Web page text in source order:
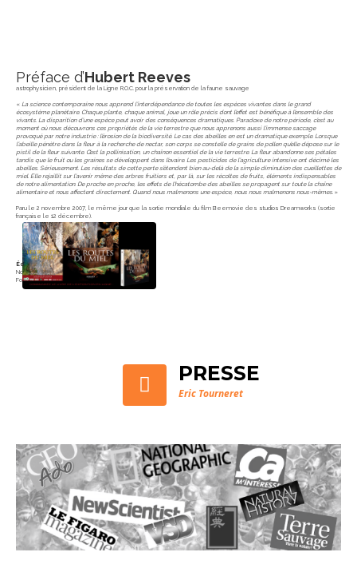
Préface d’Hubert Reeves
astrophysicien, président de la Ligne R.O.C. pour la préservation de la faune sauvage
« La science contemporaine nous apprend l’interdépendance de toutes les espèces vivantes dans le grand
écosystème planétaire. Chaque plante, chaque animal, joue un rôle précis dont l’effet est bénéfique à l’ensemble des
vivants. La disparition d’une espèce peut avoir des conséquences dramatiques. Paradoxe de notre période, c’est au
moment où nous découvrons ces propriétés de la vie terrestre que nous apprenons aussi l’immense saccage
provoqué par notre industrie : l’érosion de la biodiversité. Le cas des abeilles en est un dramatique exemple. Lorsque
l’abeille pénètre dans la fleur à la recherche de nectar, son corps se constelle de grains de pollen qu’elle dépose sur le
pistil de la fleur suivante. C’est la pollinisation, un chaînon essentiel de la vie terrestre. La fleur abandonne ses pétales
tandis que le fruit ou les graines se développent dans l’ovaire. Les pesticides de l’agriculture intensive ont décimé les
abeilles. Sérieusement. Les résultats de cette perte s’étendent bien au-delà de la simple diminution des cueillettes de
miel. Elle rejaillit sur l’avenir même des arbres fruitiers et, par là, sur les récoltes de fruits, éléments indispensables
de notre alimentation. De proche en proche, les effets de l’hécatombe des abeilles se propagent sur toute la chaîne
alimentaire et nous affectent directement. Quand nous malmenons une espèce, nous nous malmenons nous-mêmes. »
Paru le 2 novembre 2007, le même jour que la sortie mondiale du film Beemovie des studios Dreamworks (sortie
française le 12 décembre).
Éditions Rustica
Novembre 2007 – 240 pages
Format : 24 cm x 32 cm
PRESSE
Eric Tourneret